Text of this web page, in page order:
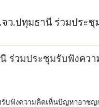
ว.ปทุมธานี ร่วมประ
ร่วมประชุมรับฟังคว
บฟังความคิดเห็นปัญหาอาชญ